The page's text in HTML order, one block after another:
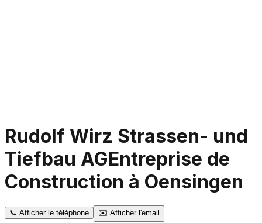
Rudolf Wirz Strassen- und
Tiefbau AGEntreprise de
Construction à Oensingen
📞 Afficher le téléphone ✉️ Afficher l'email